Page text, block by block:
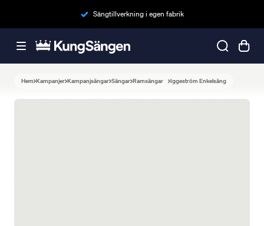
Sängtillverkning i egen fabrik
Hem Kampanjer Kampanjsängar Sängar Ramsängar Iggeström Enkelsäng